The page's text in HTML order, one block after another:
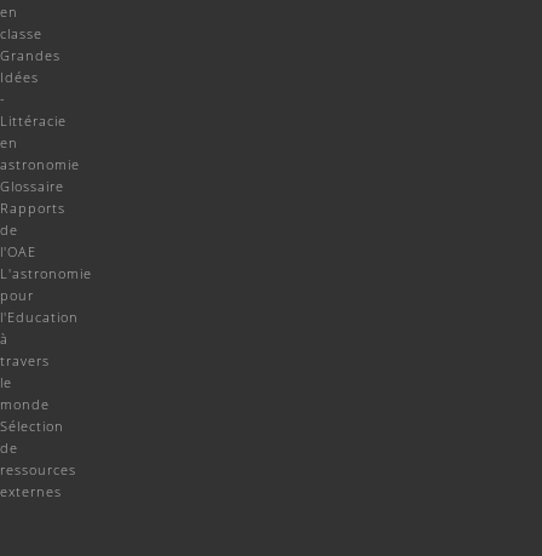
en
classe
Grandes
Idées
-
Littéracie
en
astronomie
Glossaire
Rapports
de
l'OAE
L'astronomie
pour
l'Education
à
travers
le
monde
Sélection
de
ressources
externes